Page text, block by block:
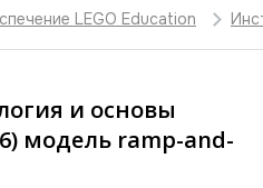
LEGO Education
и основы
модель ramp-and-